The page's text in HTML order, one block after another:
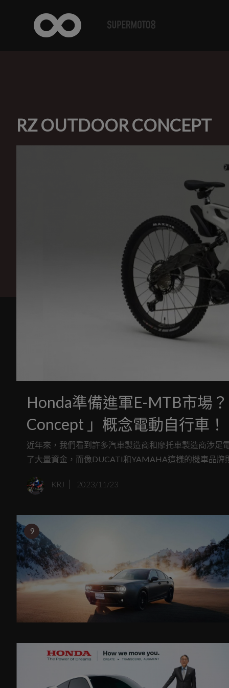
RZ OUTDOOR CONCEPT
Honda準備進軍E-MTB市場
Concept 」概念電動自行車！
近年來，我們看到許多汽車製造商和摩托車製造商涉足
了大量資金，而像DUCATI和YAMAHA這樣的機車品
KRJ 2023/11/23
9